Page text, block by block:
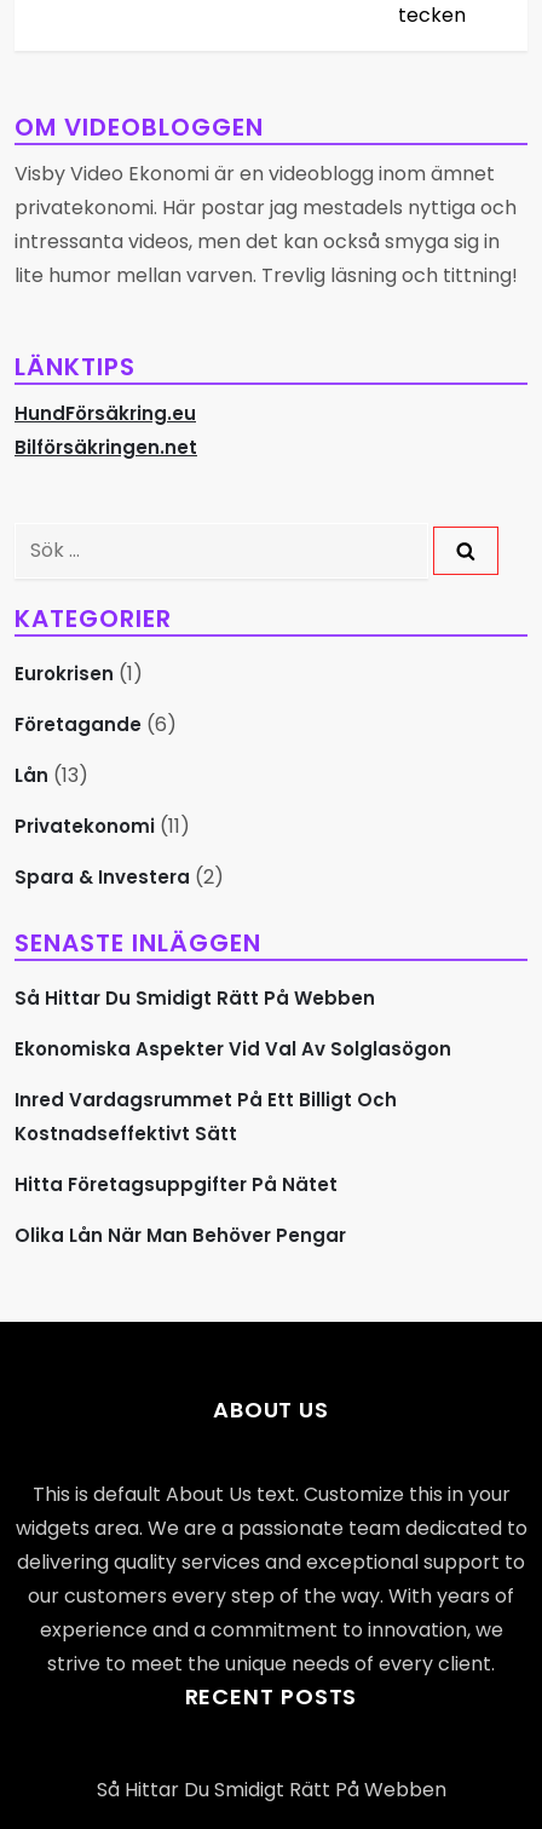
ä
g
g
s
a
v
g
e
r
n
g
tecken
OM VIDEOBLOGGEN
Visby Video Ekonomi är en videoblogg inom ämnet
privatekonomi. Här postar jag mestadels nyttiga och
intressanta videos, men det kan också smyga sig in
lite humor mellan varven. Trevlig läsning och tittning!
LÄNKTIPS
HundFörsäkring.eu
Bilförsäkringen.net
Sök
KATEGORIER
Eurokrisen (1)
Företagande (6)
Lån (13)
Privatekonomi (11)
Spara & Investera (2)
SENASTE INLÄGGEN
Så Hittar Du Smidigt Rätt På Webben
Ekonomiska Aspekter Vid Val Av Solglasögon
Inred Vardagsrummet På Ett Billigt Och
Kostnadseffektivt Sätt
Hitta Företagsuppgifter På Nätet
Olika Lån När Man Behöver Pengar
ABOUT US
This is default About Us text. Customize this in your
widgets area. We are a passionate team dedicated to
delivering quality services and exceptional support to
our customers every step of the way. With years of
experience and a commitment to innovation, we
strive to meet the unique needs of every client.
RECENT POSTS
Så Hittar Du Smidigt Rätt På Webben